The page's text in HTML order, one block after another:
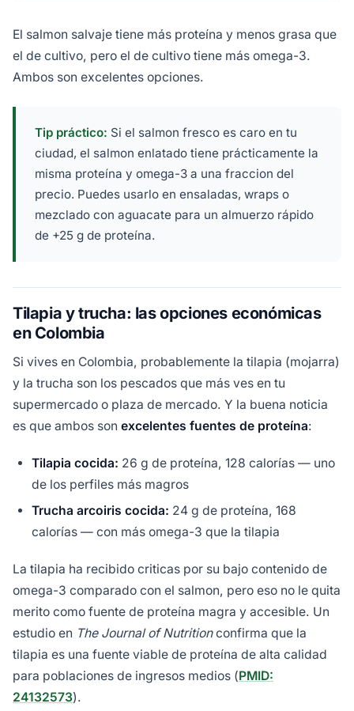
El salmon salvaje tiene más proteína y menos grasa que
el de cultivo, pero el de cultivo tiene más omega-3.
Ambos son excelentes opciones.
Tip práctico: Si el salmon fresco es caro en tu
ciudad, el salmon enlatado tiene prácticamente la
misma proteína y omega-3 a una fraccion del
precio. Puedes usarlo en ensaladas, wraps o
mezclado con aguacate para un almuerzo rápido
de +25 g de proteína.
Tilapia y trucha: las opciones económicas
en Colombia
Si vives en Colombia, probablemente la tilapia (mojarra)
y la trucha son los pescados que más ves en tu
supermercado o plaza de mercado. Y la buena noticia
es que ambos son excelentes fuentes de proteína:
Tilapia cocida: 26 g de proteína, 128 calorías — uno
de los perfiles más magros
Trucha arcoiris cocida: 24 g de proteína, 168
calorías — con más omega-3 que la tilapia
La tilapia ha recibido criticas por su bajo contenido de
omega-3 comparado con el salmon, pero eso no le quita
merito como fuente de proteína magra y accesible. Un
estudio en The Journal of Nutritionconfirma que la
tilapia es una fuente viable de proteína de alta calidad
para poblaciones de ingresos medios (PMID:
24132573).